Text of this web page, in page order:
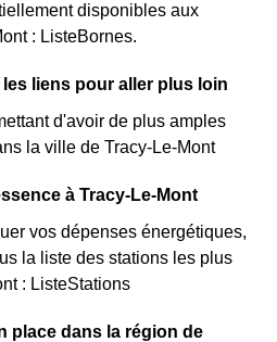
disponibles aux
: ListeBornes.
les liens pour aller plus loin
d'avoir de plus amples
la ville de Tracy-Le-Mont
à Tracy-Le-Mont
vos dépenses énergétiques,
la liste des stations les plus
: ListeStations
place dans la région de